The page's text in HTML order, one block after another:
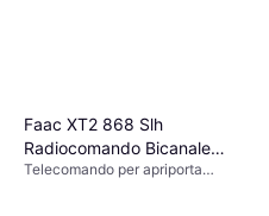
Faac XT2 868 Slh
Radiocomando Bicanale
787009
Telecomando per apriporta